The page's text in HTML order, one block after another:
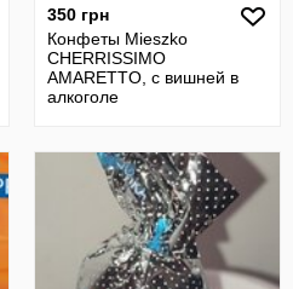
350 грн
Конфеты Mieszko
CHERRISSIMO
AMARETTO, с вишней в
алкоголе